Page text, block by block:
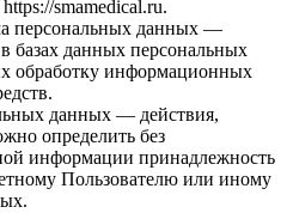
https://smamedical.ru.
персональных данных —
базах данных персональных
обработку информационных
данных — действия,
определить без
информации принадлежность
Пользователю или иному